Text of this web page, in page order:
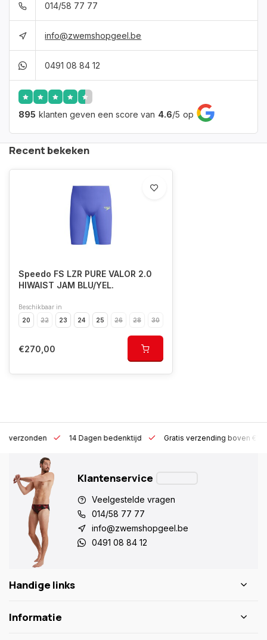
014/58 77 77
info@zwemshopgeel.be
0491 08 84 12
895 klanten geven een score van 4.6/5 op
Recent bekeken
Speedo FS LZR PURE VALOR 2.0
HIWAIST JAM BLU/YEL.
Beschikbaar in
20
22 23 24 25 26 28 30
€270,00
h verzonden 14 Dagen bedenktijd Gratis verzending boven
Klantenservice
Veelgestelde vragen
014/58 77 77
info@zwemshopgeel.be
0491 08 84 12
Handige links
Informatie